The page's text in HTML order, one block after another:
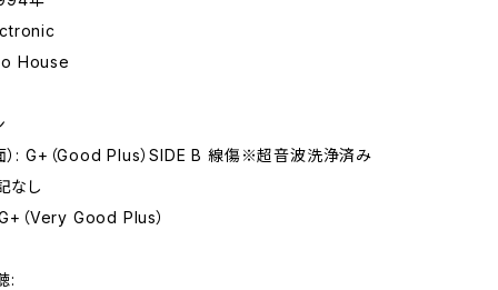
House
）: G+（Good Plus）SIDE B 線傷※超音波洗浄済み
なし
（Very Good Plus）
: